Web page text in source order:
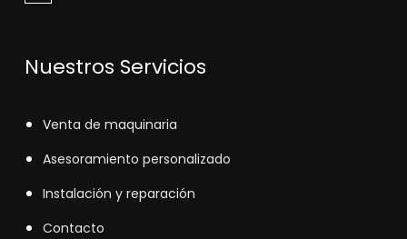
Nuestros Servicios
Venta de maquinaria
Asesoramiento personalizado
Instalación y reparación
Contacto